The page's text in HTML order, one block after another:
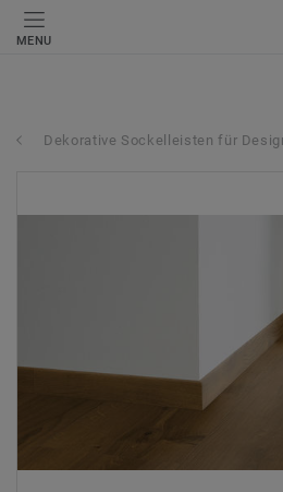
MENU
Dekorative Sockelleisten für